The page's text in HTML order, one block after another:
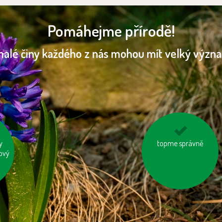
Pomáhejme přírodě!
činy každého z nás mohou mít velký
topme správně
zatepleme si dům